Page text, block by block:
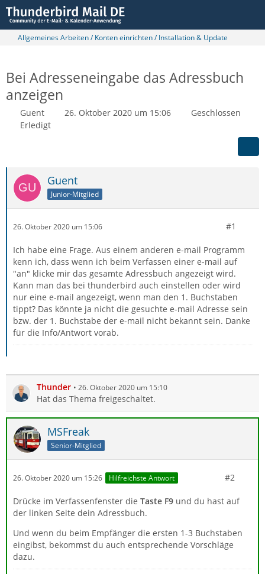
Allgemeines Arbeiten / Konten einrichten / Installation & Update
Bei Adresseneingabe das Adressbuch
anzeigen
Guent 26. Oktober 2020 um 15:06
Geschlossen
Erledigt
Guent
Junior-Mitglied
26. Oktober 2020 um 15:06 #1
Ich habe eine Frage. Aus einem anderen e-mail Programm
kenn ich, dass wenn ich beim Verfassen einer e-mail auf
"an" klicke mir das gesamte Adressbuch angezeigt wird.
Kann man das bei thunderbird auch einstellen oder wird
nur eine e-mail angezeigt, wenn man den 1. Buchstaben
tippt? Das könnte ja nicht die gesuchte e-mail Adresse sein
bzw. der 1. Buchstabe der e-mail nicht bekannt sein. Danke
für die Info/Antwort vorab.
Thunder 26. Oktober 2020 um 15:10
Hat das Thema freigeschaltet.
MSFreak
Senior-Mitglied
26. Oktober 2020 um 15:26 Hilfreichste Antwort #2
Drücke im Verfassenfenster die Taste F9 und du hast auf
der linken Seite dein Adressbuch.
Und wenn du beim Empfänger die ersten 1-3 Buchstaben
eingibst, bekommst du auch entsprechende Vorschläge
dazu.